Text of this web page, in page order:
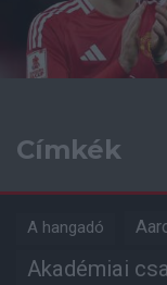
Címkék
A hangadó
Akadémiai